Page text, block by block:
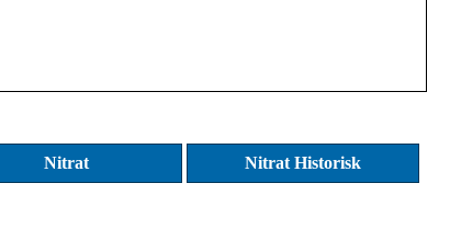
Nitrat Nitrat Historisk